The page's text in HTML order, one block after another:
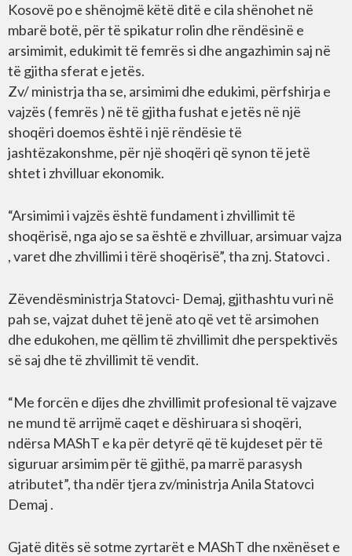
Kosovë po e shënojmë këtë ditë e cila shënohet në
mbarë botë, për të spikatur rolin dhe rëndësinë e
arsimimit, edukimit të femrës si dhe angazhimin saj në
të gjitha sferat e jetës.
Zv/ ministrja tha se, arsimimi dhe edukimi, përfshirja e
vajzës ( femrës ) në të gjitha fushat e jetës në një
shoqëri doemos është i një rëndësie të
jashtëzakonshme, për një shoqëri që synon të jetë
shtet i zhvilluar ekonomik.
“Arsimimi i vajzës është fundament i zhvillimit të
shoqërisë, nga ajo se sa është e zhvilluar, arsimuar vajza
, varet dhe zhvillimi i tërë shoqërisë”, tha znj. Statovci .
Zëvendësministrja Statovci- Demaj, gjithashtu vuri në
pah se, vajzat duhet të jenë ato që vet të arsimohen
dhe edukohen, me qëllim të zhvillimit dhe perspektivës
së saj dhe të zhvillimit të vendit.
“Me forcën e dijes dhe zhvillimit profesional të vajzave
ne mund të arrijmë caqet e dëshiruara si shoqëri,
ndërsa MAShT e ka për detyrë që të kujdeset për të
siguruar arsimim për të gjithë, pa marrë parasysh
atributet”, tha ndër tjera zv/ministrja Anila Statovci
Demaj .
Gjatë ditës së sotme zyrtarët e MAShT dhe nxënëset e